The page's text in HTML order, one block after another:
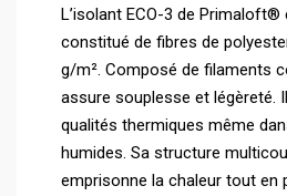
L’isolant ECO-3 de Primaloft®
constitué de fibres de
g/m². Composé de filaments
assure souplesse et légèreté.
qualités thermiques même
humides. Sa structure
emprisonne la chaleur tout en